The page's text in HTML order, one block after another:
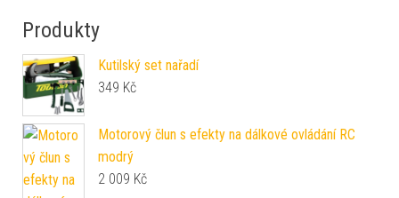
Produkty
Kutilský set nařadí
349 Kč
Motorový člun s efekty na dálkové ovládání RC
modrý
2 009 Kč